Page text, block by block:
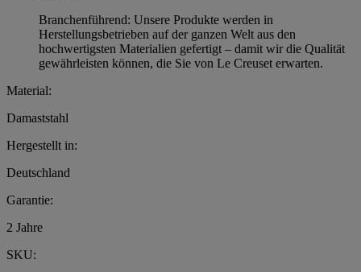
Branchenführend: Unsere Produkte werden in
Herstellungsbetrieben auf der ganzen Welt aus den
hochwertigsten Materialien gefertigt – damit wir die Qualität
gewährleisten können, die Sie von Le Creuset erwarten.
Material:
Damaststahl
Hergestellt in:
Deutschland
Garantie:
2 Jahre
SKU: